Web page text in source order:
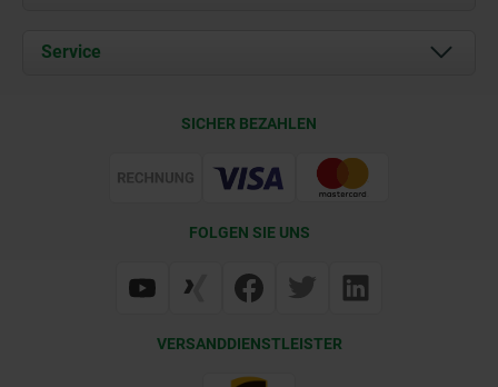
Kontakt
Dokumente
Service
SICHER BEZAHLEN
FOLGEN SIE UNS
VERSANDDIENSTLEISTER